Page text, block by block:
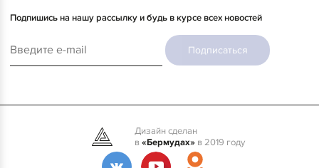
Подпишись на нашу рассылку и будь в курсе всех новостей
Подписаться
Дизайн сделан
в«Бермудах»в 2019 году